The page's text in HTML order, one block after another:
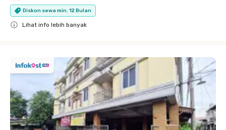
Diskon sewa min. 12 Bulan
Lihat info lebih banyak